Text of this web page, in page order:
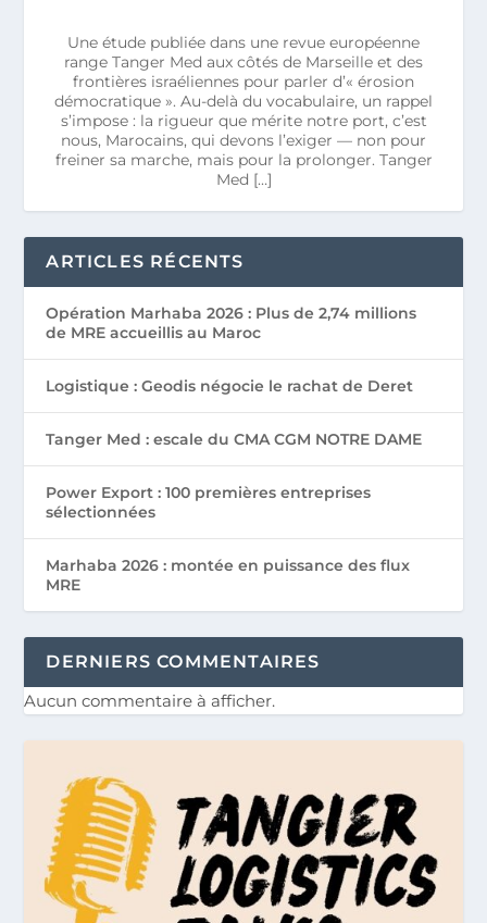
Une étude publiée dans une revue européenne
range Tanger Med aux côtés de Marseille et des
frontières israéliennes pour parler d’« érosion
démocratique ». Au-delà du vocabulaire, un rappel
s’impose : la rigueur que mérite notre port, c’est
nous, Marocains, qui devons l’exiger — non pour
freiner sa marche, mais pour la prolonger. Tanger
Med […]
ARTICLES RÉCENTS
Opération Marhaba 2026 : Plus de 2,74 millions
de MRE accueillis au Maroc
Logistique : Geodis négocie le rachat de Deret
Tanger Med : escale du CMA CGM NOTRE DAME
Power Export : 100 premières entreprises
sélectionnées
Marhaba 2026 : montée en puissance des flux
MRE
DERNIERS COMMENTAIRES
Aucun commentaire à afficher.